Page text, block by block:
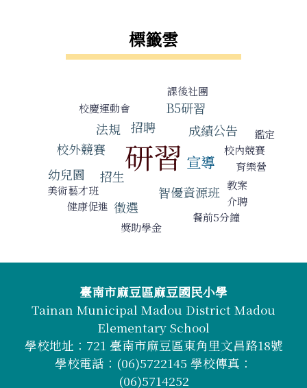
標籤雲
課後社團
校慶運動會
B5研習
法規
招聘
成績公告
校外競賽
研習
鑑定
宣導
校內競賽
幼兒園 招生
育樂營
美術藝才班
智優資源班 教案
健康促進 徵選
介聘
獎助學金
餐前5分鐘
頁尾區域內容臺南市麻豆區麻豆國民小學
Tainan Municipal Madou District Madou
Elementary School
學校地址：721 臺南市麻豆區東角里文昌路18號
學校電話：(06)5722145 學校傳真：
(06)5714252